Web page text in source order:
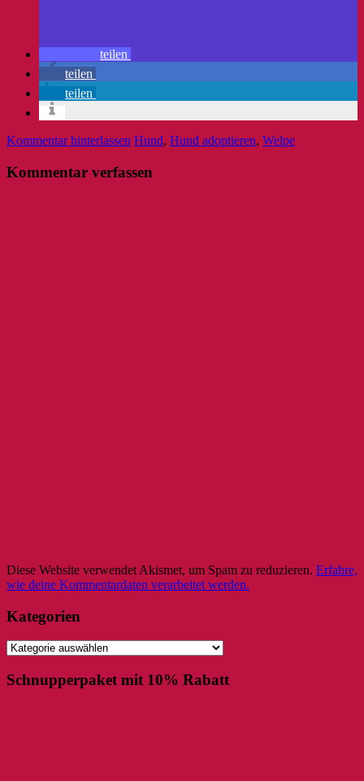
teilen
teilen
teilen
Kommentar hinterlassen Hund, Hund adoptieren, Welpe
Kommentar verfassen
Diese Website verwendet Akismet, um Spam zu reduzieren. Erfahre,
wie deine Kommentardaten verarbeitet werden.
Kategorien
Kategorien
Schnupperpaket mit 10% Rabatt